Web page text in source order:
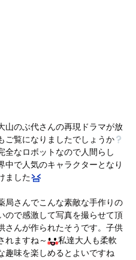
山のぶ代さんの再現ドラマが放
ご覧になりましたでしょうか
全なロボットなので人間らし
中で人気のキャラクターとなり
ました
局さんでこんな素敵な手作りの
ので感激して写真を撮らせて頂
さんが作られたそうです。子供
れますね～
私達大人も柔軟
趣味を楽しめるとよいですね